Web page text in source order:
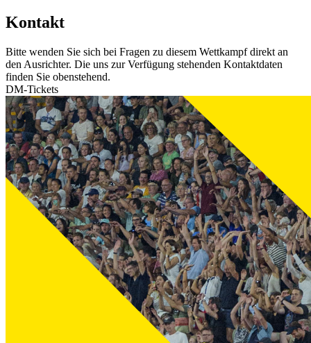
Kontakt
Bitte wenden Sie sich bei Fragen zu diesem Wettkampf direkt an
den Ausrichter. Die uns zur Verfügung stehenden Kontaktdaten
finden Sie obenstehend.
DM-Tickets